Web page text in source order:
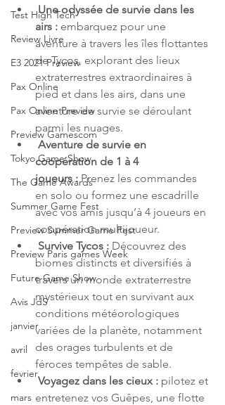
Test High Tech
Review Livre
E3 2021 Preview
Pax Online
Pax Online Preview
Preview Gamescom
Tokyo Game Show
The Game Awards
Summer Game Fest
Preview Summer Game Fest
Preview Paris games Week
Future Game Show
Avis JdS
janvier
avril
fevrier
mars
Une odyssée de survie dans les
airs : embarquez pour une
aventure à travers les îles flottantes
de Tycos, explorant des lieux
extraterrestres extraordinaires à
pied et dans les airs, dans une
aventure de survie se déroulant
parmi les nuages.
Aventure de survie en
coopération de 1 à 4
joueurs : Prenez les commandes
en solo ou formez une escadrille
avec vos amis jusqu’à 4 joueurs en
coopération multijoueur.
Survive Tycos : Découvrez des
biomes distincts et diversifiés à
travers un monde extraterrestre
mystérieux tout en survivant aux
conditions météorologiques
variées de la planète, notamment
des orages turbulents et de
féroces tempêtes de sable.
Voyagez dans les cieux : pilotez et
entretenez vos Guêpes, une flotte